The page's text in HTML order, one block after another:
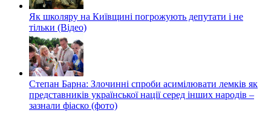
Як школяру на Київщині погрожують депутати і не
тільки (Відео)
Степан Барна: Злочинні спроби асимілювати лемків як
представників української нації серед інших народів –
зазнали фіаско (фото)